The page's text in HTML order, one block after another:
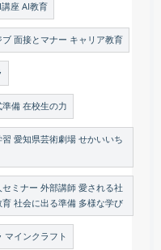
座 AI教育
面接とマナー キャリア教育
備 在校生の力
愛知県芸術劇場 せかいいち
ミナー 外部講師 愛される社
社会に出る準備 多様な学び
マインクラフト